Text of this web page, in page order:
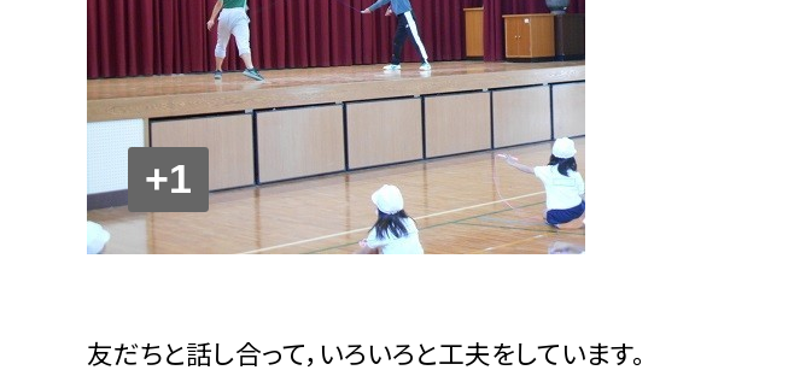
+1
友だちと話し合って，いろいろと工夫をしています。